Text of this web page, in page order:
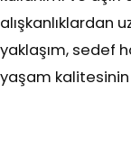
alışkanlıklardan
yaklaşım, sedef
yaşam kalitesinin